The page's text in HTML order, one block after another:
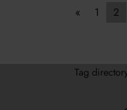
«
1 2
Tag